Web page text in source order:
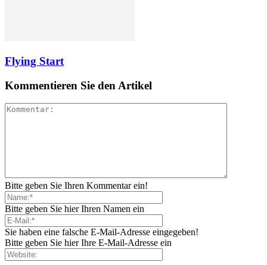
Flying Start
Kommentieren Sie den Artikel
Bitte geben Sie Ihren Kommentar ein!
Bitte geben Sie hier Ihren Namen ein
Sie haben eine falsche E-Mail-Adresse eingegeben!
Bitte geben Sie hier Ihre E-Mail-Adresse ein